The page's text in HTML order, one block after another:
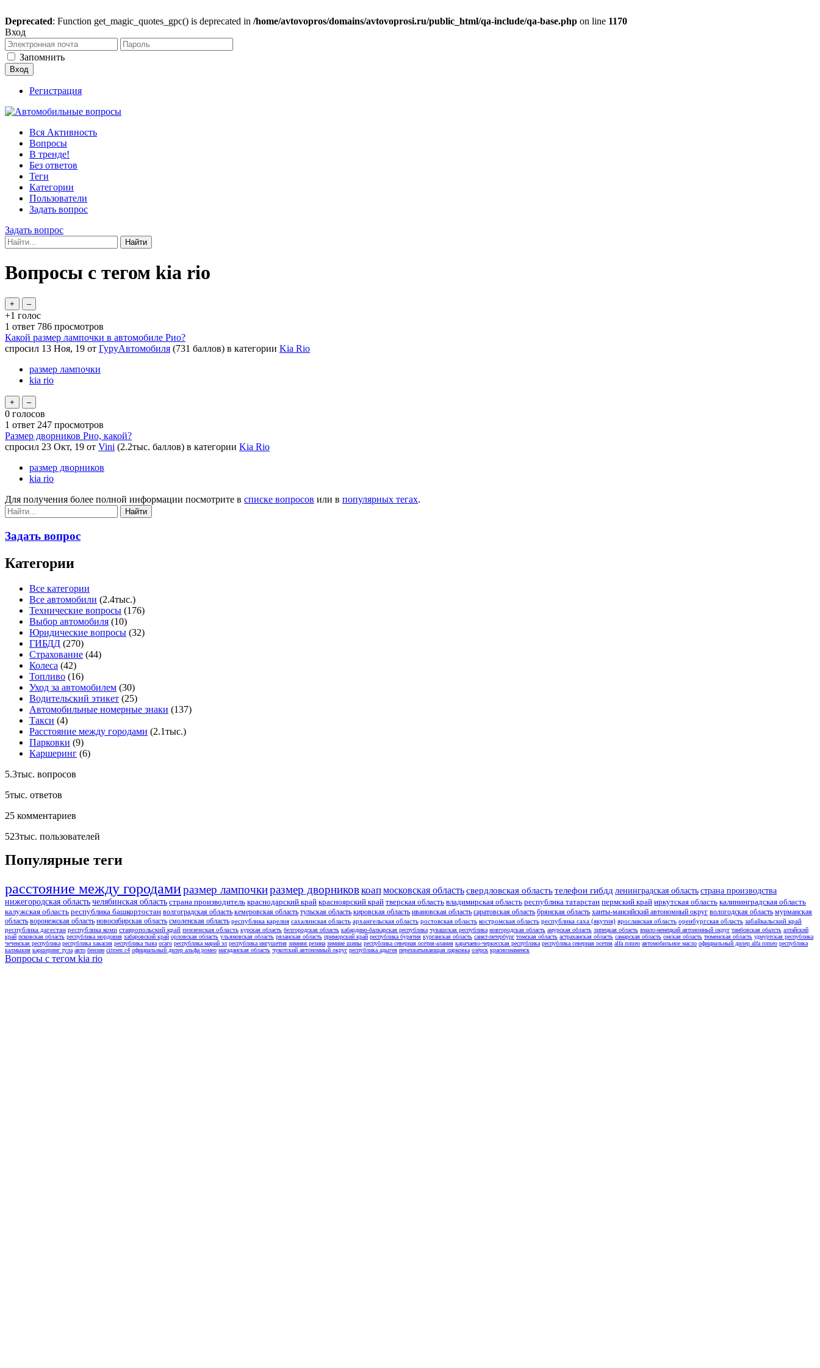
Deprecated: Function get_magic_quotes_gpc() is deprecated in /home/avtovopros/domains/avtovoprosi.ru/public_html/qa-include/qa-base.php on line 1170
Вход
Запомнить
Регистрация
Вся Активность
Вопросы
В тренде!
Без ответов
Теги
Категории
Пользователи
Задать вопрос
Задать вопрос
Вопросы с тегом kia rio
+1 голос
1 ответ 786 просмотров
Какой размер лампочки в автомобиле Рио?
спросил 13 Ноя, 19 от ГуруАвтомобиля (731 баллов) в категории Kia Rio
размер лампочки
kia rio
0 голосов
1 ответ 247 просмотров
Размер дворников Рио, какой?
спросил 23 Окт, 19 от Vini (2.2тыс. баллов) в категории Kia Rio
размер дворников
kia rio
Для получения более полной информации посмотрите в списке вопросов или в популярных тегах.
Задать вопрос
Категории
Все категории
Все автомобили (2.4тыс.)
Технические вопросы (176)
Выбор автомобиля (10)
Юридические вопросы (32)
ГИБДД (270)
Страхование (44)
Колеса (42)
Топливо (16)
Уход за автомобилем (30)
Водительский этикет (25)
Автомобильные номерные знаки (137)
Такси (4)
Расстояние между городами (2.1тыс.)
Парковки (9)
Каршеринг (6)
5.3тыс. вопросов
5тыс. ответов
25 комментариев
523тыс. пользователей
Популярные теги
расстояние между городамиразмер лампочкиразмер дворниковкоапмосковская областьсвердловская областьтелефон гибдд ленинградская область страна производства
нижегородская область челябинская область страна производитель краснодарский край красноярский край тверская область владимирская область республика татарстан пермский край иркутская область калининградская область
калужская область республика башкортостан волгоградская область кемеровская область тульская область кировская область ивановская область саратовская область брянская область ханты-мансийский автономный округ вологодская область мурманская
область воронежская область новосибирская область смоленская область республика карелия сахалинская область архангельская область ростовская область костромская область республика саха (якутия) ярославская область оренбургская область забайкальский край
республика дагестан республика коми ставропольский край пензенская область курская область белгородская область кабардино-балкарская республика чувашская республика новгородская область амурская область липецкая область ямало-ненецкий автономный округ тамбовская обалсть алтайский
край псковская область республика мордовия хабаровский край орловская область ульяновская область рязанская область приморский край республика бурятия курганская область санкт-петербург томская область астраханская область самарская область омская область тюменская область удмуртская республика
чеченская республика республика хакасия республика тыва осаго республика марий эл республика ингушетия зимняя резина зимние шины республика северная осетия-алания карачаево-черкесская республика республика северная осетия alfa romeo автомобильное масло официальный дилер alfa romeo республика
калмыкия каршеринг тула авто бензин citroen c4 официальный дилер альфа ромео магаданская область чукотский автономный округ республика адыгея перехватывающая парковка озёрск краснознаменск
Вопросы с тегом kia rio